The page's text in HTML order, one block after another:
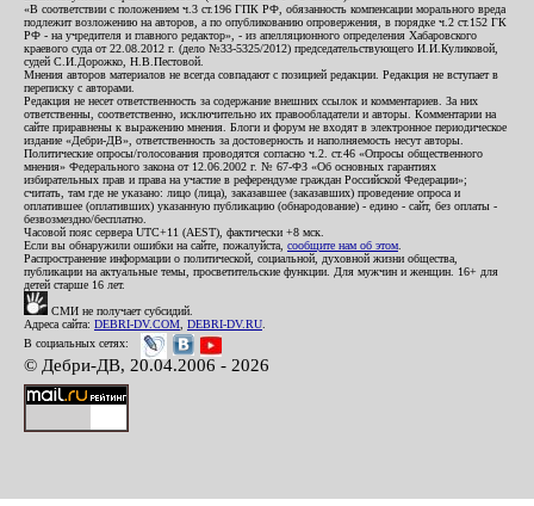
«В соответствии с положением ч.3 ст.196 ГПК РФ, обязанность компенсации морального вреда
подлежит возложению на авторов, а по опубликованию опровержения, в порядке ч.2 ст.152 ГК
РФ - на учредителя и главного редактор», - из апелляционного определения Хабаровского
краевого суда от 22.08.2012 г. (дело №33-5325/2012) председательствующего И.И.Куликовой,
судей С.И.Дорожко, Н.В.Пестовой.
Мнения авторов материалов не всегда совпадают с позицией редакции. Редакция не вступает в
переписку с авторами.
Редакция не несет ответственность за содержание внешних ссылок и комментариев. За них
ответственны, соответственно, исключительно их правообладатели и авторы. Комментарии на
сайте приравнены к выражению мнения. Блоги и форум не входят в электронное периодическое
издание «Дебри-ДВ», ответственность за достоверность и наполняемость несут авторы.
Политические опросы/голосования проводятся согласно ч.2. ст.46 «Опросы общественного
мнения» Федерального закона от 12.06.2002 г. № 67-ФЗ «Об основных гарантиях
избирательных прав и права на участие в референдуме граждан Российской Федерации»;
считать, там где не указано: лицо (лица), заказавшее (заказавших) проведение опроса и
оплатившее (оплативших) указанную публикацию (обнародование) - едино - сайт, без оплаты -
безвозмездно/бесплатно.
Часовой пояс сервера UTC+11 (AEST), фактически +8 мск.
Если вы обнаружили ошибки на сайте, пожалуйста, сообщите нам об этом
Распространение информации о политической, социальной, духовной жизни общества,
публикации на актуальные темы, просветительские функции. Для мужчин и женщин. 16+ для
детей старше 16 лет.
СМИ не получает субсидий.
Адреса сайта: DEBRI-DV.COM DEBRI-DV.RU
В социальных сетях:
© Дебри-ДВ, 20.04.2006 - 2026